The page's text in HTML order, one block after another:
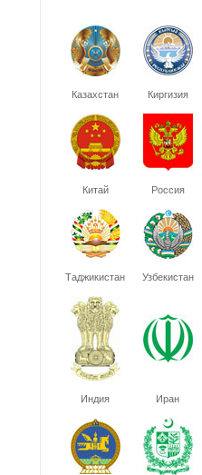
Казахстан Киргизия
Китай Россия
Таджикистан Узбекистан
Индия Иран